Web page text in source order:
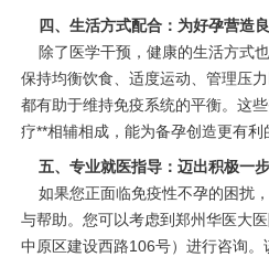
四、生活方式配合：为好孕营造
除了医学干预，健康的生活方式也
保持均衡饮食、适度运动、管理压
都有助于维持免疫系统的平衡。这
疗**相辅相成，能为备孕创造更有利
五、专业就医指导：迈出积极一步
如果您正面临免疫性不孕的困扰
与帮助。您可以考虑到郑州华医大
中原区建设西路106号）进行咨询